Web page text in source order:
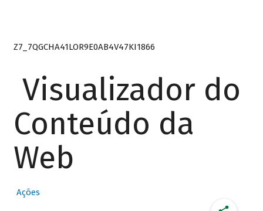
Z7_7QGCHA41LOR9E0AB4V47KI1866
Visualizador do
Conteúdo da
Web
Ações